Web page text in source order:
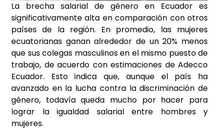
La brecha salarial de género en Ecuador es
significativamente alta en comparación con otros
países de la región. En promedio, las mujeres
ecuatorianas ganan alrededor de un 20% menos
que sus colegas masculinos en el mismo puesto de
trabajo, de acuerdo con estimaciones de Adecco
Ecuador. Esto indica que, aunque el país ha
avanzado en la lucha contra la discriminación de
género, todavía queda mucho por hacer para
lograr la igualdad salarial entre hombres y
mujeres.